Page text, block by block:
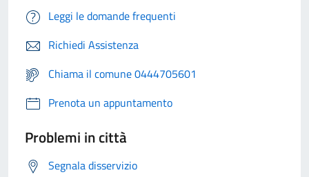
Leggi le domande frequenti
Richiedi Assistenza
Chiama il comune 0444705601
Prenota un appuntamento
Problemi in città
Segnala disservizio